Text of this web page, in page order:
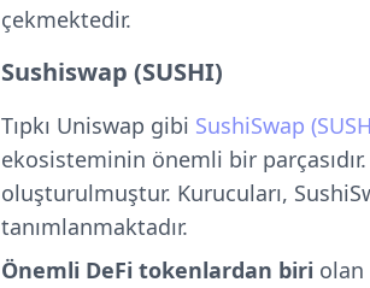
çekmektedir.
Sushiswap (SUSHI)
Tıpkı Uniswap gibi SushiSwap
ekosisteminin önemli bir
oluşturulmuştur. Kurucuları,
tanımlanmaktadır.
Önemli DeFi tokenlardan biri olan